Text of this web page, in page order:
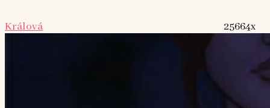
Králová 25664x